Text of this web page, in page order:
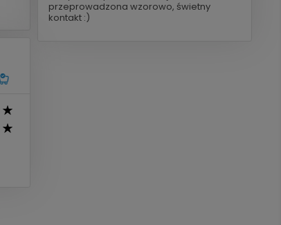
przeprowadzona wzorowo, świetny
kontakt :)